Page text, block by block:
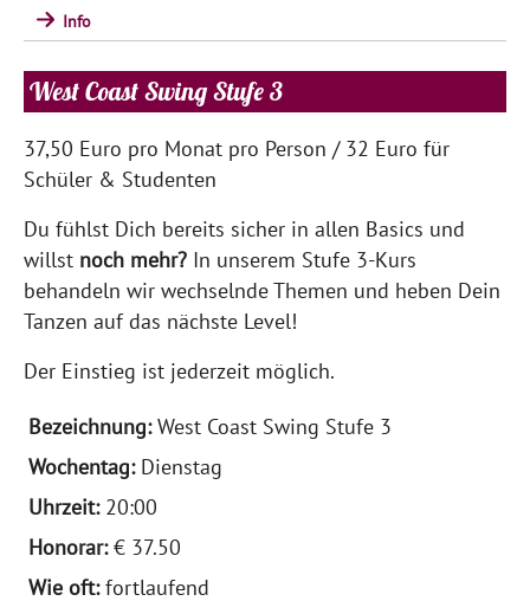
Info
West Coast Swing Stufe 3
37,50 Euro pro Monat pro Person / 32 Euro für
Schüler & Studenten
Du fühlst Dich bereits sicher in allen Basics und
willst noch mehr? In unserem Stufe 3-Kurs
behandeln wir wechselnde Themen und heben Dein
Tanzen auf das nächste Level!
Der Einstieg ist jederzeit möglich.
West Coast Swing Stufe 3
Dienstag
20:00
€ 37.50
fortlaufend